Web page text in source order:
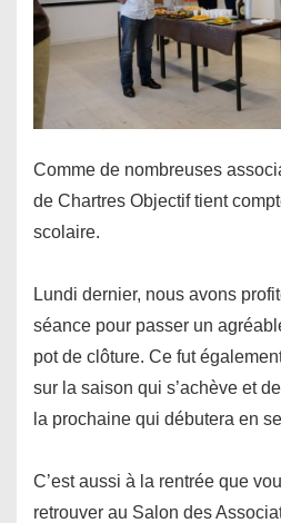
Comme de nombreuses
de Chartres Objectif tient
scolaire.
Lundi dernier, nous avons
séance pour passer un
pot de clôture. Ce fut
sur la saison qui s’achève et
la prochaine qui débutera en
C’est aussi à la rentrée que
retrouver au Salon des